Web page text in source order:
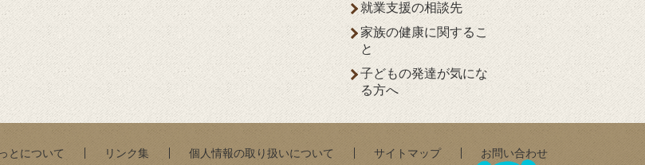
就業支援の相談先
家族の健康に関するこ
と
子どもの発達が気にな
る方へ
とについて リンク集 個人情報の取り扱いについて サイトマップ お問い合わせ